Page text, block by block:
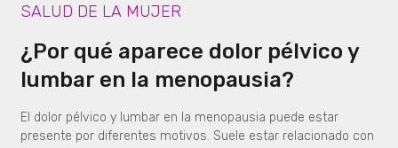
SALUD DE LA MUJER
¿Por qué aparece dolor pélvico y
lumbar en la menopausia?
El dolor pélvico y lumbar en la menopausia puede estar
presente por diferentes motivos. Suele estar relacionado con